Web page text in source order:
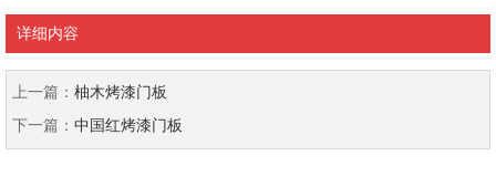
详细内容
上一篇： 柚木烤漆门板
下一篇： 中国红烤漆门板